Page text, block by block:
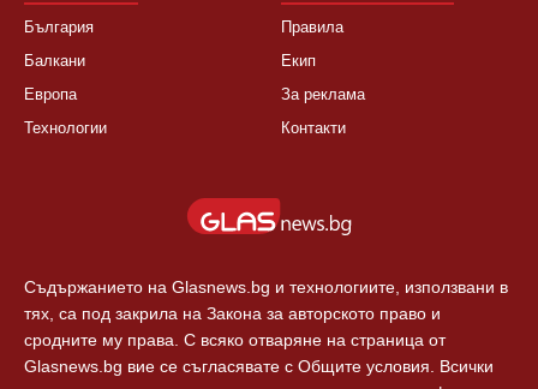
България
Балкани
Европа
Технологии
Правила
Екип
За реклама
Контакти
Съдържанието на Glasnews.bg и технологиите, използвани в
тях, са под закрила на Закона за авторското право и
сродните му права. С всяко отваряне на страница от
Glasnews.bg вие се съгласявате с Общите условия. Всички